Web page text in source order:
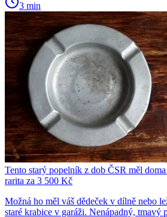
3 min
Tento starý popelník z dob ČSR měl
rarita za 3 500 Kč
Možná ho měl váš dědeček v dílně nebo
staré krabice v garáži. Nenápadný, tmavý